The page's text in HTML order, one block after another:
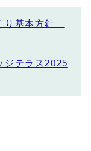
り基本方針
ジテラス2025